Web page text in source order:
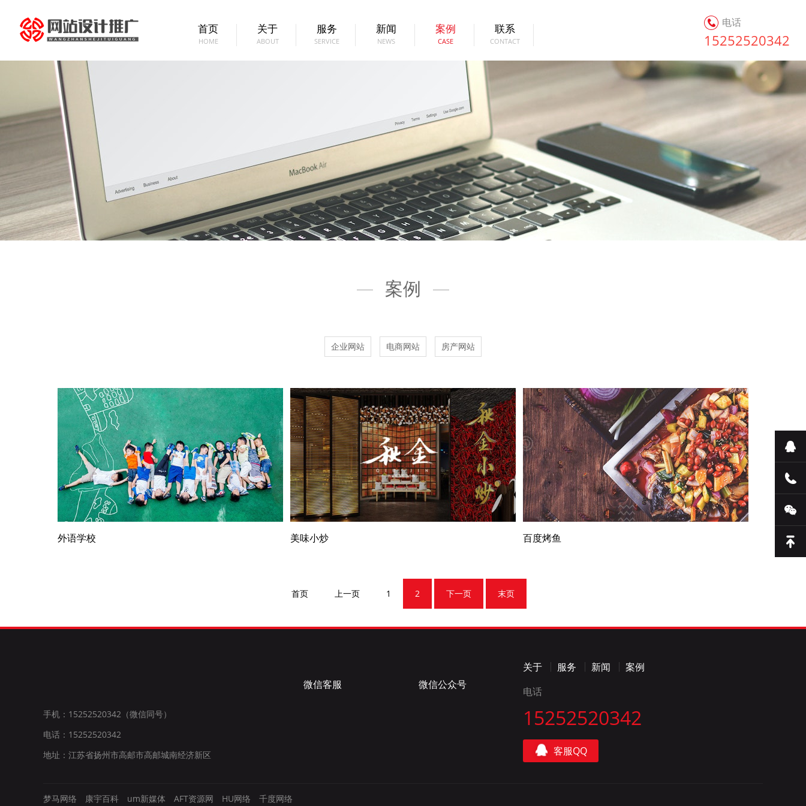
首页
HOME
关于
ABOUT
服务
SERVICE
新闻
NEWS
案例
CASE
联系
CONTACT
电话
15252520342
案例
企业网站 电商网站 房产网站
外语学校 美味小炒 百度烤鱼
首页 上一页 1 2 下一页 末页
手机：15252520342（微信同号）
电话：15252520342
地址：江苏省扬州市高邮市高邮城南经济新区
微信客服 微信公众号
关于 服务 新闻
案例
电话
15252520342
客服QQ
梦马网络 康宇百科 um新媒体 AFT资源网 HU网络 千度网络